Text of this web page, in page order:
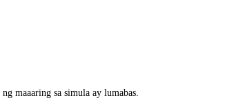
maaaring sa simula ay lumabas.